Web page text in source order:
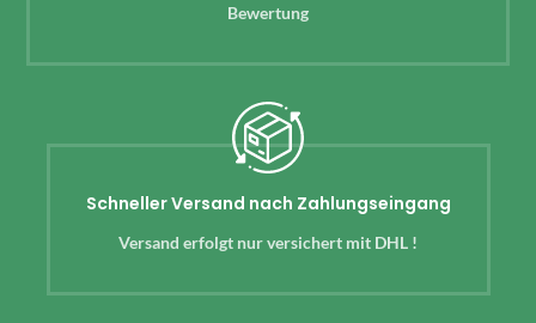
Bewertung
Schneller Versand nach Zahlungseingang
Versand erfolgt nur versichert mit DHL !